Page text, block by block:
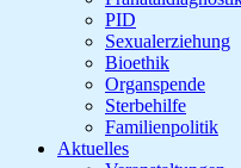
PID
Sexualerziehung
Bioethik
Organspende
Sterbehilfe
Familienpolitik
Aktuelles